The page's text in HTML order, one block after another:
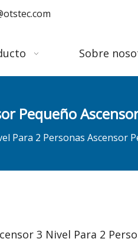
Sobre
Pequeño
Para 2 Personas Ascensor
3 Nivel Para 2